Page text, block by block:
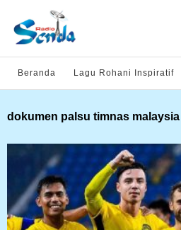
Beranda Lagu Rohani Inspiratif
dokumen palsu timnas malaysia